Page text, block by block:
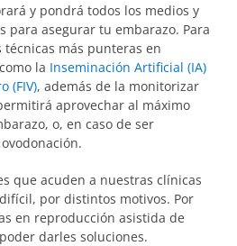
y pondrá todos los medios y
para asegurar tu embarazo. Para
más punteras en
la Inseminación Artificial (IA)
(FIV), además de la monitorizar
aprovechar al máximo
o, en caso de ser
que acuden a nuestras clínicas
por distintos motivos. Por
en reproducción asistida de
darles soluciones.